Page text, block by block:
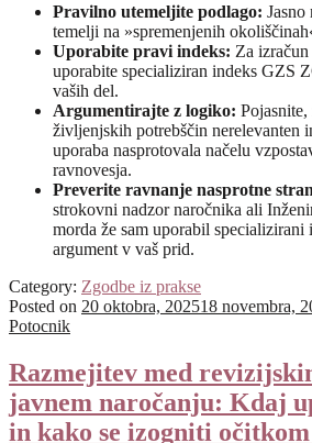
Pravilno utemeljite podlago: Jasno
temelji na »spremenjenih
Uporabite pravi indeks: Za
uporabite specializiran indeks GZS
vaših del.
Argumentirajte z logiko:
življenjskih potrebščin nerelevanten
uporaba nasprotovala načelu
ravnovesja.
Preverite ravnanje nasprotne
strokovni nadzor naročnika ali
morda že sam uporabil specializirani
argument v vaš prid.
Category: Zgodbe iz prakse
Posted on 20 oktobra, 202518 novembra,
Potocnik
Razmejitev med
javnem naročanju: Kdaj
in kako se izogniti